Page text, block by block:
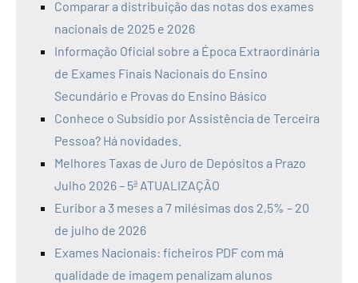
Comparar a distribuição das notas dos exames
nacionais de 2025 e 2026
Informação Oficial sobre a Época Extraordinária
de Exames Finais Nacionais do Ensino
Secundário e Provas do Ensino Básico
Conhece o Subsídio por Assistência de Terceira
Pessoa? Há novidades.
Melhores Taxas de Juro de Depósitos a Prazo
Julho 2026 – 5ª ATUALIZAÇÃO
Euribor a 3 meses a 7 milésimas dos 2,5% – 20
de julho de 2026
Exames Nacionais: ficheiros PDF com má
qualidade de imagem penalizam alunos